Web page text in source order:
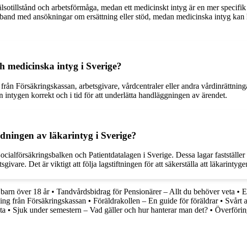
och arbetsförmåga, medan ett medicinskt intyg är en mer
med ansökningar om ersättning eller stöd, medan medicinska intyg
intyg i Sverige?
Försäkringskassan, arbetsgivare, vårdcentraler eller andra
korrekt och i tid för att underlätta handläggningen av ärendet.
av läkarintyg i Sverige?
och Patientdatalagen i Sverige. Dessa lagar
Det är viktigt att följa lagstiftningen för att säkerställa att
över 18 år• Tandvårdsbidrag för Pensionärer – Allt du behöver veta •
från Försäkringskassan • Föräldrakollen – En guide för föräldrar• Svårt
• Sjuk under semestern – Vad gäller och hur hanterar man det? •